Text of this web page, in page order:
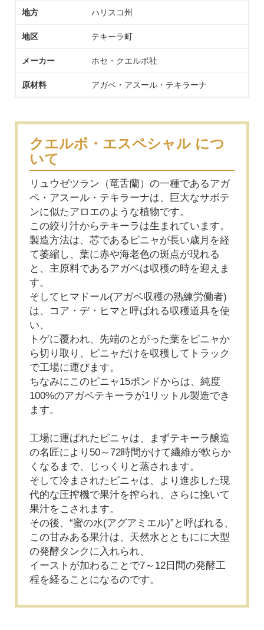
地方 ハリスコ州
地区 テキーラ町
メーカー ホセ・クエルボ社
原材料 アガベ・アスール・テキラーナ
クエルボ・エスペシャル につ
いて
リュウゼツラン（竜舌蘭）の一種であるアガ
ペ・アスール・テキラーナは、巨大なサボテ
ンに似たアロエのような植物です。
この絞り汁からテキーラは生まれています。
製造方法は、芯であるピニャが長い歳月を経
て萎縮し、葉に赤や海老色の斑点が現れる
と、主原料であるアガベは収穫の時を迎えま
す。
そしてヒマドール(アガベ収穫の熟練労働者)
は、コア・デ・ヒマと呼ばれる収穫道具を使
い、
トゲに覆われ、先端のとがった葉をピニャか
ら切り取り、ピニャだけを収穫してトラック
で工場に運びます。
ちなみにこのピニャ15ポンドからは、純度
100%のアガベテキーラが1リットル製造でき
ます。
工場に運ばれたピニャは、まずテキーラ醸造
の名匠により50～72時間かけて繊維が軟らか
くなるまで、じっくりと蒸されます。
そして冷まされたピニャは、より進歩した現
代的な圧搾機で果汁を搾られ、さらに挽いて
果汁をこされます。
その後、“蜜の水(アグアミエル)”と呼ばれる、
この甘みある果汁は、天然水とともにに大型
の発酵タンクに入れられ、
イーストが加わることで7～12日間の発酵工
程を経ることになるのです。